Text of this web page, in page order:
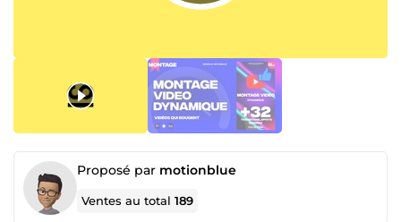
Proposé par motionblue
Ventes au total189